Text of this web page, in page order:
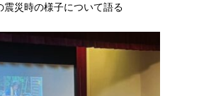
震災時の様子について語る